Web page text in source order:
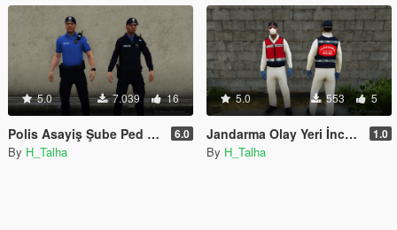
5.0 7.039 16
Polis Asayiş Şube Ped [Replace] 6.0
By H_Talha
5.0 553 5
Jandarma Olay Yeri İnceleme Ped [Replace] 1.0
By H_Talha